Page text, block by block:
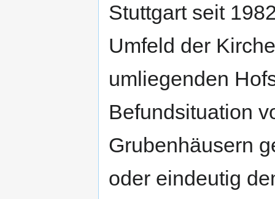
Stuttgart seit
Umfeld der
umliegenden
Befundsituation
Grubenhäusern
oder eindeutig